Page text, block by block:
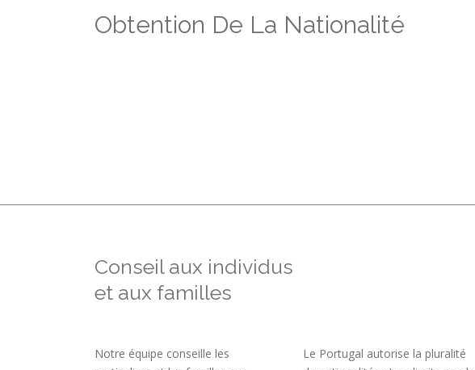
Obtention De La Nationalité
Conseil aux individus
et aux familles
Notre équipe conseille les
Le Portugal autorise la pluralité